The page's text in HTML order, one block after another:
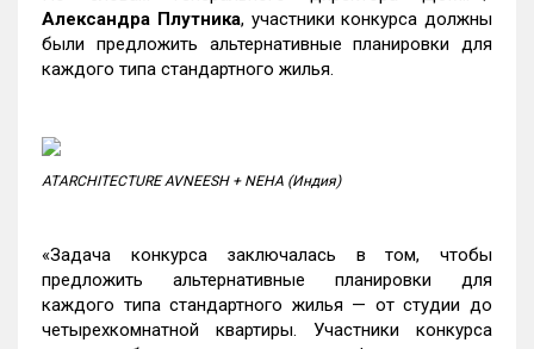
Александра Плутника, участники конкурса должны
были предложить альтернативные планировки для
каждого типа стандартного жилья.
ATARCHITECTURE AVNEESH + NEHA (Индия)
«Задача конкурса заключалась в том, чтобы
предложить альтернативные планировки для
каждого типа стандартного жилья — от студии до
четырехкомнатной квартиры. Участники конкурса